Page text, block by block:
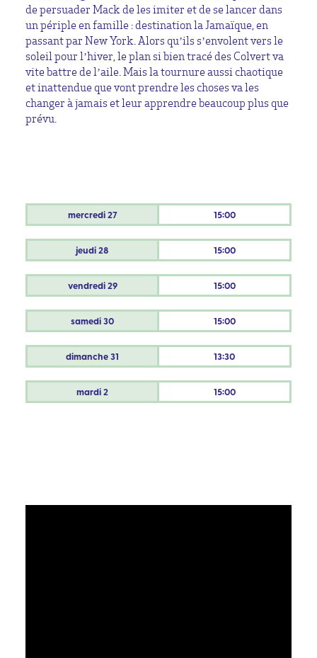
de persuader Mack de les imiter et de se lancer dans
un périple en famille : destination la Jamaïque, en
passant par New York. Alors qu’ils s’envolent vers le
soleil pour l’hiver, le plan si bien tracé des Colvert va
vite battre de l’aile. Mais la tournure aussi chaotique
et inattendue que vont prendre les choses va les
changer à jamais et leur apprendre beaucoup plus que
prévu.
mercredi27 15:00
jeudi28 15:00
vendredi29 15:00
samedi30 15:00
dimanche31 13:30
mardi2 15:00